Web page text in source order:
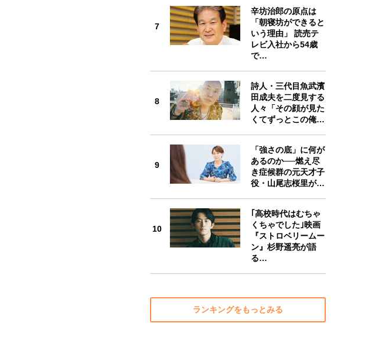
7
辛坊治郎の原点は
「朝寝坊ができると
いう理由」 読売テ
レビ入社から54歳
で…
8
詩人・三代目魚武濱
田成夫を二度見する
人々「その顔が見た
くてずっとこの俺…
9
「強さの底」に何が
あるのか──燃え尽
き症候群の元天才子
役・山尾志桜里が…
10
｢高校時代はむちゃ
くちゃでした｣映画
『ストロベリームー
ン』杉野遥亮が語
る…
ランキングをもっとみる